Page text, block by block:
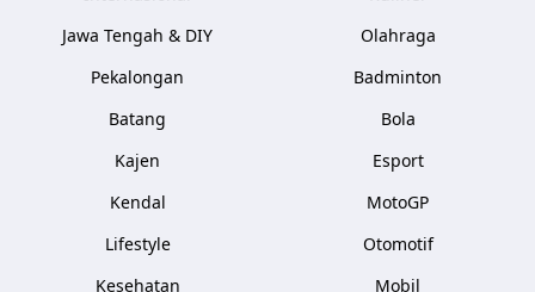
Jawa Tengah & DIY
Pekalongan
Batang
Kajen
Kendal
Lifestyle
Kesehatan
Olahraga
Badminton
Bola
Esport
MotoGP
Otomotif
Mobil